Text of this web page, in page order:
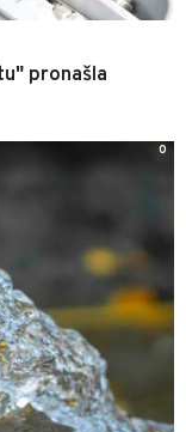
pronašla
0